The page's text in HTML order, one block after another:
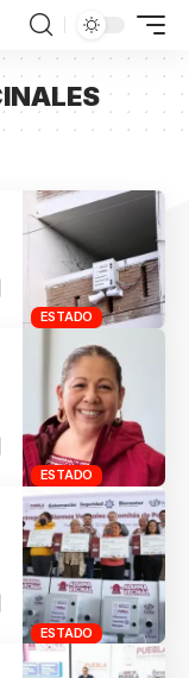
ESTADO
ESTADO
ESTADO